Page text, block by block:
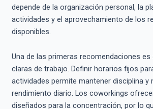
depende de la organización personal, la
actividades y el aprovechamiento de los
disponibles.
Una de las primeras recomendaciones
claras de trabajo. Definir horarios fijos
actividades permite mantener disciplina y
rendimiento diario. Los coworkings
diseñados para la concentración, por lo